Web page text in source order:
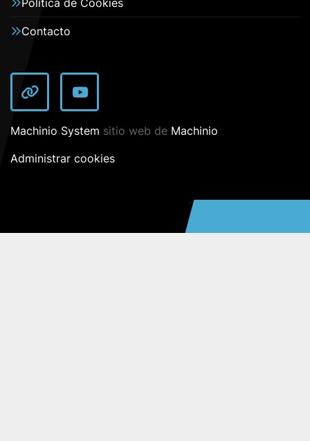
Política de Cookies
Contacto
other youtube
Machinio System sitio web de Machinio
Administrar cookies